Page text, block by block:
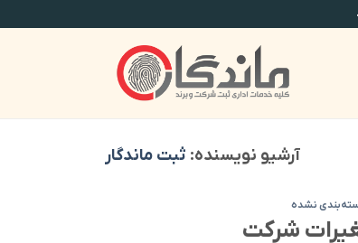
آرشیو نویسنده: ثبت ماندگار
نشده
شرکت